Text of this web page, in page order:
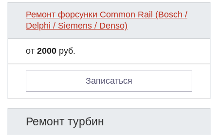
Ремонт форсунки Common Rail (Bosch /
Delphi / Siemens / Denso)
от 2000 руб.
Записаться
Ремонт турбин